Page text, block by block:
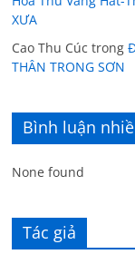
XƯA
Cao Thu Cúc trong
THÂN TRONG SƠN
Bình luận
None found
Tác giả